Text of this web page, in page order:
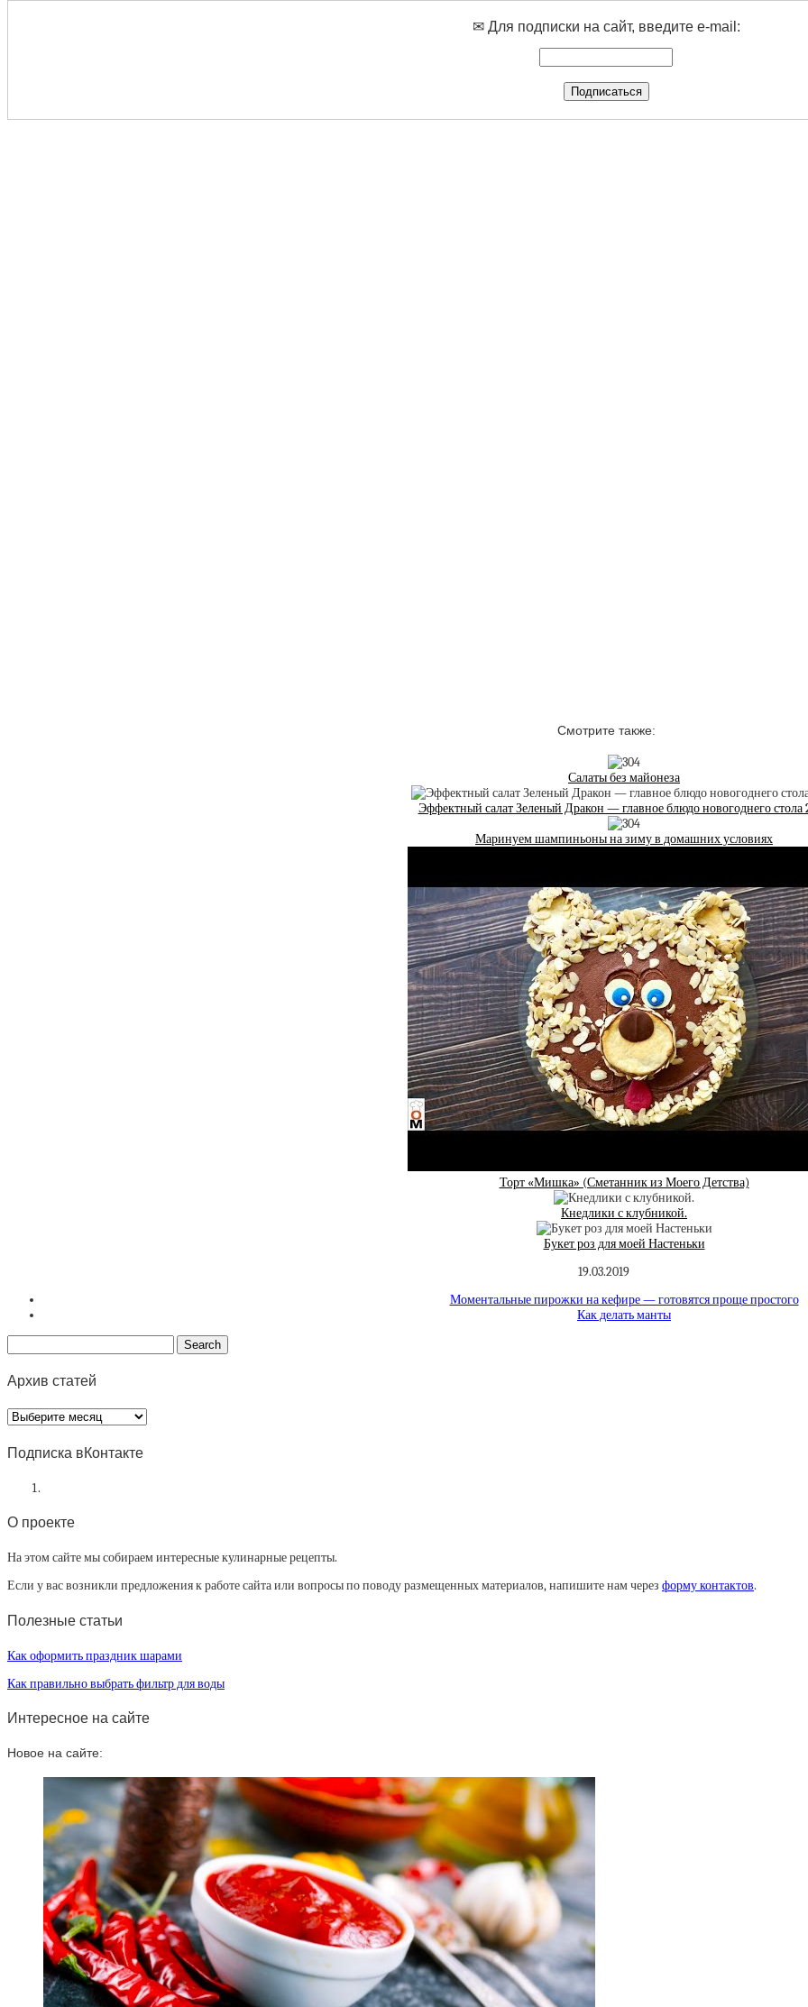
✉ Для подписки на сайт, введите e-mail:
Смотрите также:
Салаты без майонеза
Эффектный салат Зеленый Дракон — главное блюдо новогоднего стола
Маринуем шампиньоны на зиму в домашних условиях
Торт «Мишка» (Сметанник из Моего Детства)
Кнедлики с клубникой.
Букет роз для моей Настеньки
19.03.2019
Моментальные пирожки на кефире — готовятся проще простого
Как делать манты
Архив статей
Архив
статей
Подписка вКонтакте
О проекте
На этом сайте мы собираем интересные кулинарные рецепты.
Если у вас возникли предложения к работе сайта или вопросы по поводу размещенных материалов, напишите нам через форму контактов.
Полезные статьи
Как оформить праздник шарами
Как правильно выбрать фильтр для воды
Интересное на сайте
Новое на сайте: